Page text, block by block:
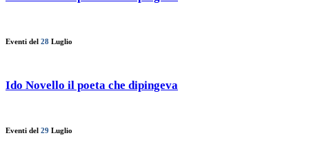
Eventi del 28 Luglio
Ido Novello il poeta che dipingeva
Eventi del 29 Luglio